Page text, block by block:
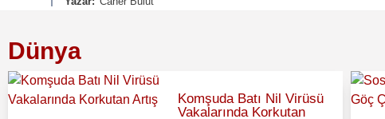
Dünya
Komşuda Batı Nil Virüsü
Vakalarında Korkutan